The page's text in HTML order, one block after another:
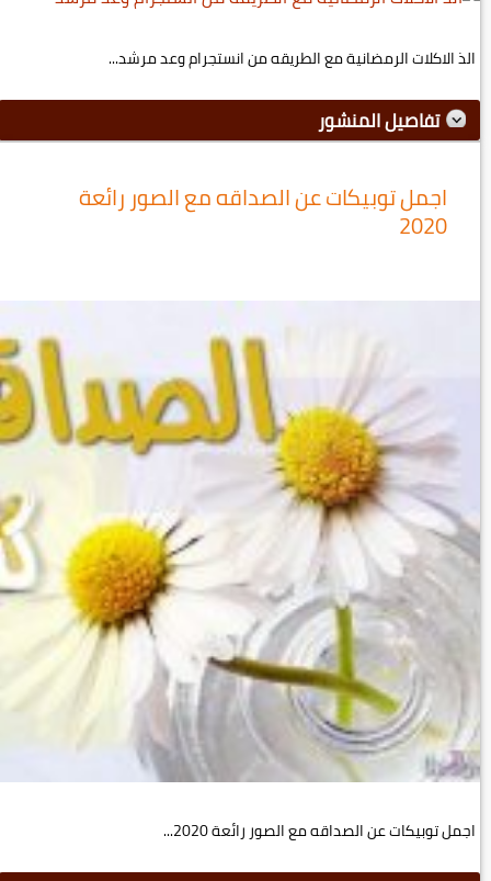
الذ الاكلات الرمضانية مع الطريقه من انستجرام وعد مرشد...
تفاصيل المنشور
اجمل توبيكات عن الصداقه مع الصور رائعة
2020
اجمل توبيكات عن الصداقه مع الصور رائعة 2020...